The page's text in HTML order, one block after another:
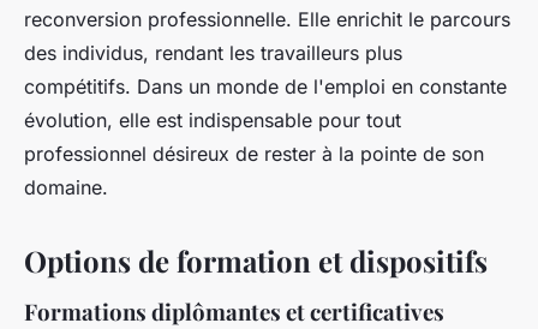
reconversion professionnelle. Elle enrichit le parcours
des individus, rendant les travailleurs plus
compétitifs. Dans un monde de l'emploi en constante
évolution, elle est indispensable pour tout
professionnel désireux de rester à la pointe de son
domaine.
Options de formation et dispositifs
Formations diplômantes et certificatives